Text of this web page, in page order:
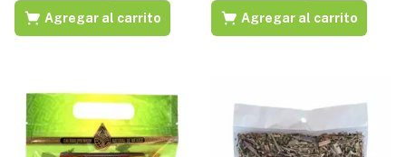
Agregar al carrito Agregar al carrito